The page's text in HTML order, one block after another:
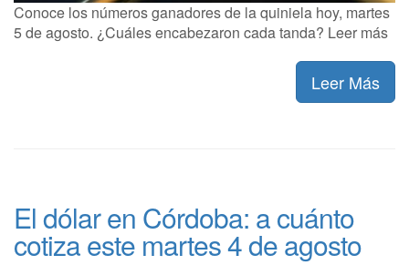
Conoce los números ganadores de la quiniela hoy, martes
5 de agosto. ¿Cuáles encabezaron cada tanda? Leer más
Leer Más
El dólar en Córdoba: a cuánto
cotiza este martes 4 de agosto